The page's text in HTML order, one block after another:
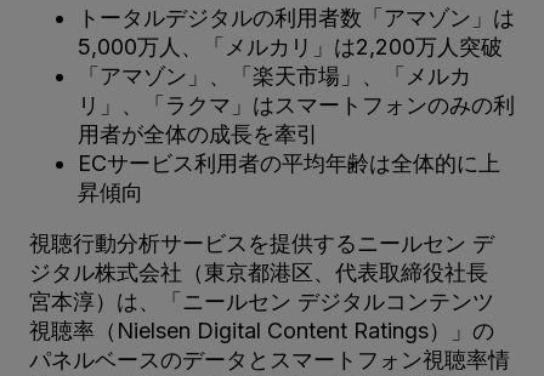
トータルデジタルの利用者数「アマゾン」は
5,000万人、「メルカリ」は2,200万人突破
「アマゾン」、「楽天市場」、「メルカ
リ」、「ラクマ」はスマートフォンのみの利
用者が全体の成長を牽引
ECサービス利用者の平均年齢は全体的に上
昇傾向
視聴行動分析サービスを提供するニールセン デ
ジタル株式会社（東京都港区、代表取締役社長
宮本淳）は、「ニールセン デジタルコンテンツ
視聴率（Nielsen Digital Content Ratings）」の
パネルベースのデータとスマートフォン視聴率情